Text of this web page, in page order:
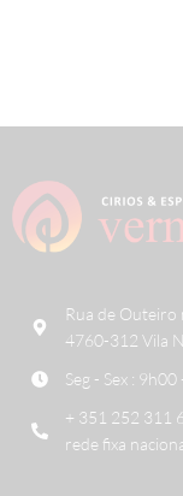
Rua de Outeiro
4760-312 Vila
Seg - Sex :
+ 351 252 311
rede fixa